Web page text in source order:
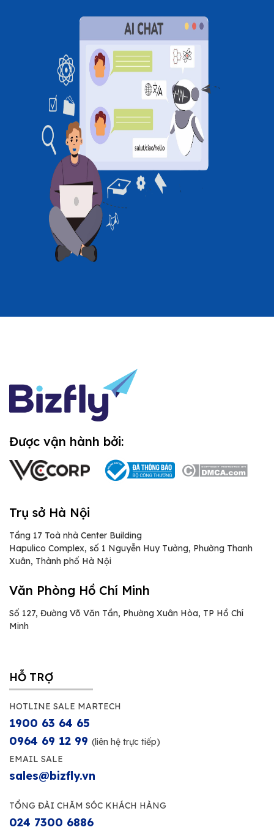
Được vận hành bởi:
Trụ sở Hà Nội
Tầng 17 Toà nhà Center Building
Hapulico Complex, số 1 Nguyễn Huy Tưởng, Phường Thanh
Xuân, Thành phố Hà Nội
Văn Phòng Hồ Chí Minh
Số 127, Đường Võ Văn Tần, Phường Xuân Hòa, TP Hồ Chí
Minh
HỖ TRỢ
HOTLINE SALE MARTECH
1900 63 64 65
0964 69 12 99 (liên hệ trực tiếp)
EMAIL SALE
sales@bizfly.vn
TỔNG ĐÀI CHĂM SÓC KHÁCH HÀNG
024 7300 6886